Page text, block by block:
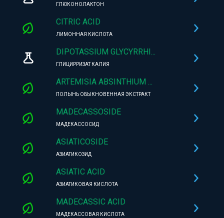
ГЛЮКОНОЛАКТОН
CITRIC ACID
ЛИМОННАЯ КИСЛОТА
DIPOTASSIUM GLYCYRRHI...
ГЛИЦИРРИЗАТ КАЛИЯ
ARTEMISIA ABSINTHIUM ...
ПОЛЫНЬ ОБЫКНОВЕННАЯ ЭКСТРАКТ
MADECASSOSIDE
МАДЕКАССОСИД
ASIATICOSIDE
АЗИАТИКОЗИД
ASIATIC ACID
АЗИАТИКОВАЯ КИСЛОТА
MADECASSIC ACID
МАДЕКАССОВАЯ КИСЛОТА